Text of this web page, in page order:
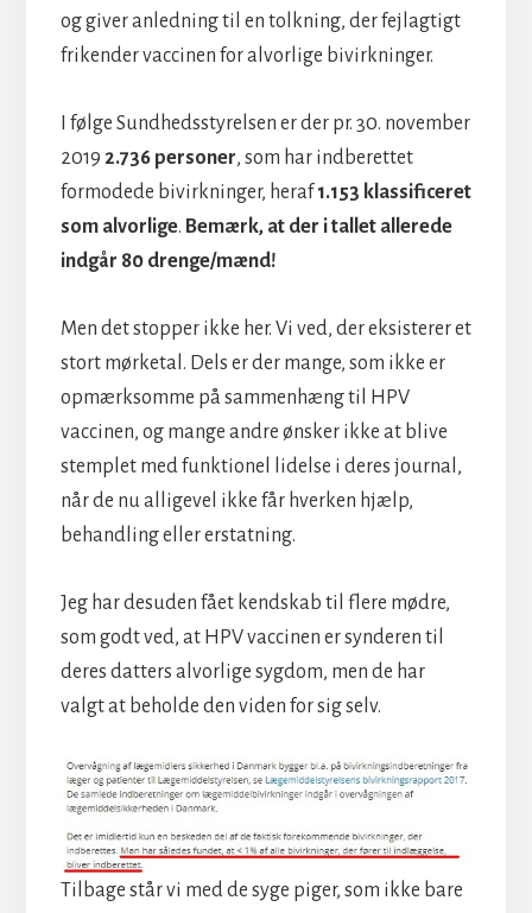
og giver anledning til en tolkning, der fejlagtigt
frikender vaccinen for alvorlige bivirkninger.
I følge Sundhedsstyrelsen er der pr. 30. november
2019 2.736 personer, som har indberettet
formodede bivirkninger, heraf1.153 klassificeret
som alvorlige. Bemærk, at der i tallet allerede
indgår 80 drenge/mænd!
Men det stopper ikke her. Vi ved, der eksisterer et
stort mørketal. Dels er der mange, som ikke er
opmærksomme på sammenhæng til HPV
vaccinen, og mange andre ønsker ikke at blive
stemplet med funktionel lidelse i deres journal,
når de nu alligevel ikke får hverken hjælp,
behandling eller erstatning.
Jeg har desuden fået kendskab til flere mødre,
som godt ved, at HPV vaccinen er synderen til
deres datters alvorlige sygdom, men de har
valgt at beholde den viden for sig selv.
Tilbage står vi med de syge piger, som ikke bare